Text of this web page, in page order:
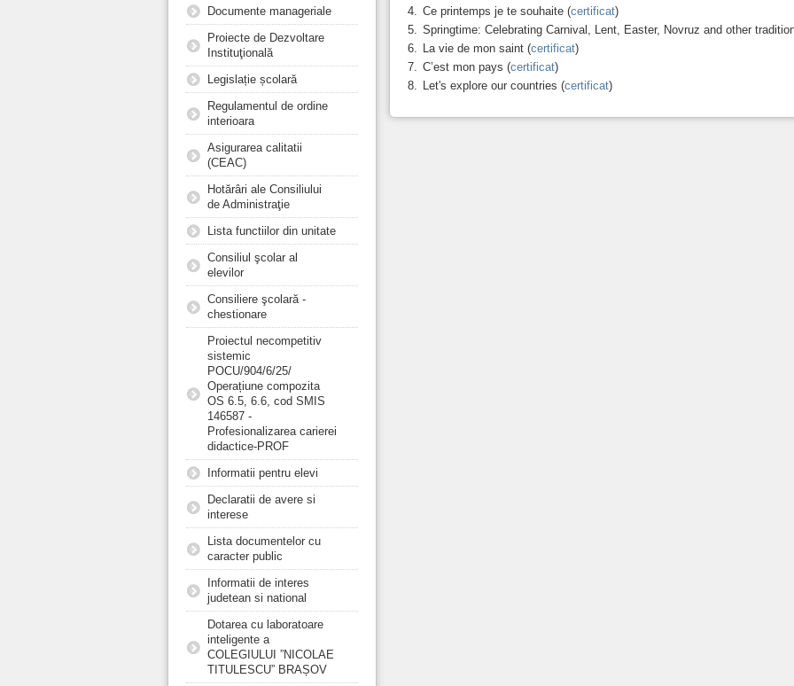
Ce printemps je te souhaite (certificat)
Springtime: Celebrating Carnival, Lent, Easter, Novruz and other
La vie de mon saint (certificat)
C’est mon pays (certificat)
Let's explore our countries (certificat)
Documente manageriale
Proiecte de Dezvoltare
Instituţională
Legislație școlară
Regulamentul de ordine
interioara
Asigurarea calitatii
(CEAC)
Hotărâri ale Consiliului
de Administraţie
Lista functiilor din unitate
Consiliul şcolar al
elevilor
Consiliere şcolară -
chestionare
Proiectul necompetitiv
sistemic
POCU/904/6/25/
Operațiune compozita
OS 6.5, 6.6, cod SMIS
146587 -
Profesionalizarea carierei
didactice-PROF
Informatii pentru elevi
Declaratii de avere si
interese
Lista documentelor cu
caracter public
Informatii de interes
judetean si national
Dotarea cu laboratoare
inteligente a
COLEGIULUI ”NICOLAE
TITULESCU” BRAȘOV